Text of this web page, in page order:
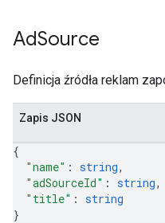
AdSource
Definicja źródła reklam
Zapis JSON
{
"name" : string,
"adSourceId" : string,
"title" : string
}